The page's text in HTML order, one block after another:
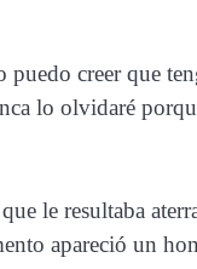
puedo creer que
lo olvidaré
le resultaba
apareció un